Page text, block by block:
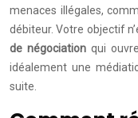
menaces illégales,
débiteur. Votre objectif
de négociation qui
idéalement une
suite.